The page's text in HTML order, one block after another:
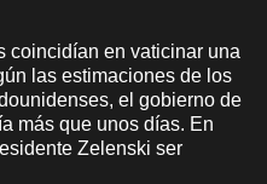
coincidían en vaticinar una
las estimaciones de los
el gobierno de
más que unos días. En
Zelenski ser